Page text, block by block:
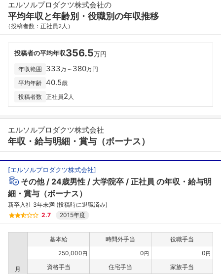
エルソルプロダクツ株式会社の
平均年収と年齢別・役職別の年収推移
（投稿者数：正社員2人）
投稿者の平均年収356.5万円
年収範囲 333万～ 380万円
平均年齢 40.5歳
投稿者数 正社員2 人
エルソルプロダクツ株式会社
年収・給与明細・賞与（ボーナス）
[エルソルプロダクツ株式会社]
その他 24歳男性 大学院卒 正社員 の年収・給与明
細・賞与（ボーナス）
新卒入社 3年未満 (投稿時に退職済み)
2.7
2015年度
月
基本給 時間外手当
役職手当
250,000円 0円 0円
資格手当 住宅手当
家族手当